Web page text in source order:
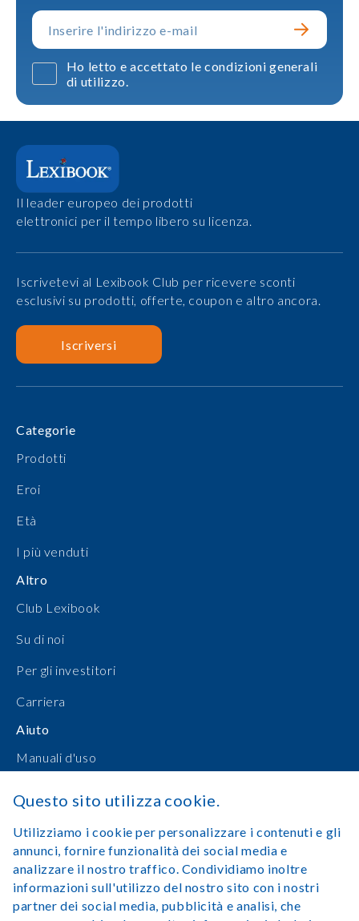
Ho letto e accettato le condizioni generali
di utilizzo.
Il leader europeo dei prodotti
elettronici per il tempo libero su licenza.
Iscrivetevi al Lexibook Club per ricevere sconti
esclusivi su prodotti, offerte, coupon e altro ancora.
Iscriversi
Categorie
Prodotti
Eroi
Età
I più venduti
Altro
Club Lexibook
Su di noi
Per gli investitori
Carriera
Aiuto
Manuali d'uso
Accedi
Questo sito utilizza cookie.
Utilizziamo i cookie per personalizzare i contenuti e gli
annunci, fornire funzionalità dei social media e
analizzare il nostro traffico. Condividiamo inoltre
informazioni sull'utilizzo del nostro sito con i nostri
partner dei social media, pubblicità e analisi, che